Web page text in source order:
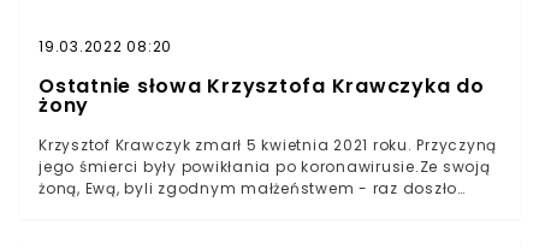
19.03.2022 08:20
Ostatnie słowa Krzysztofa Krawczyka do
żony
Krzysztof Krawczyk zmarł 5 kwietnia 2021 roku. Przyczyną
jego śmierci były powikłania po koronawirusie.Ze swoją
żoną, Ewą, byli zgodnym małżeństwem - raz doszło